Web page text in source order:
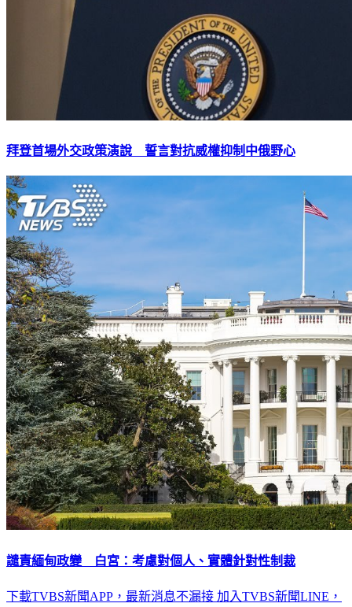
拜登首場外交政策演說 誓言對抗威權抑制中俄野心
譴責緬甸政變 白宮：考慮對個人、實體針對性制裁
下載TVBS新聞APP，最新消息不漏接 加入TVBS新聞LINE，